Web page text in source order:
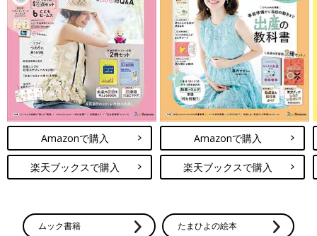
Amazonで購入
楽天ブックスで購入
Amazonで購入
楽天ブックスで購入
ムック書籍 たまひよの絵本